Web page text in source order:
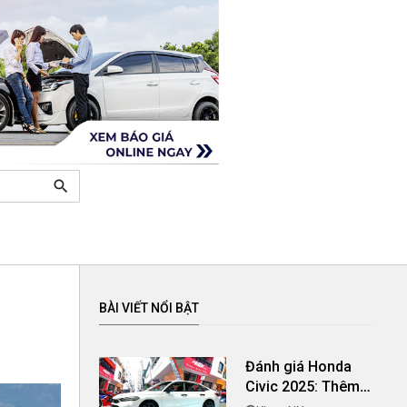
search
BÀI VIẾT NỔI BẬT
Đánh giá Honda
Civic 2025: Thêm